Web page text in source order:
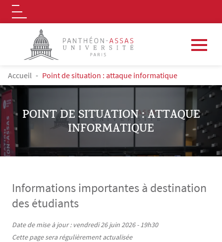
Aller au contenu principal
Logo
FIL D'ARIANE
Accueil Point de situation : attaque informatique
POINT DE SITUATION : ATTAQUE
INFORMATIQUE
Informations importantes à destination
des étudiants
Contenu
Texte
Date de mise à jour : vendredi 26 juin 2026 - 19h30
Cette page sera régulièrement actualisée